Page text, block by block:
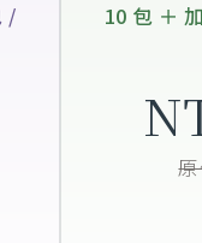
/
10 包 ＋